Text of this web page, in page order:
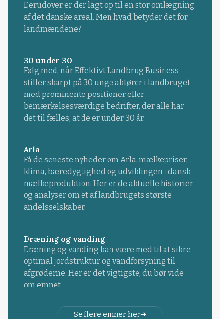
Derudover er der lagt op til en stor omlægning
af det danske areal. Men hvad betyder det for
landmændene?
30 under 30
Følg med, når Effektivt Landbrug Business
stiller skarpt på 30 unge aktører i landbruget
med prominente positioner eller
bemærkelsesværdige bedrifter, der alle har
det til fælles, at de er under 30 år.
Arla
Få de seneste nyheder om Arla, mælkepriser,
klima, bæredygtighed og udviklingen i dansk
mælkeproduktion. Her er de aktuelle historier
og analyser om et af landbrugets største
andelsselskaber.
Dræning og vanding
Dræning og vanding kan være med til at sikre
optimal jordstruktur og vandforsyning til
afgrøderne. Her er det vigtigste, du bør vide
om emnet.
Se flere emner her